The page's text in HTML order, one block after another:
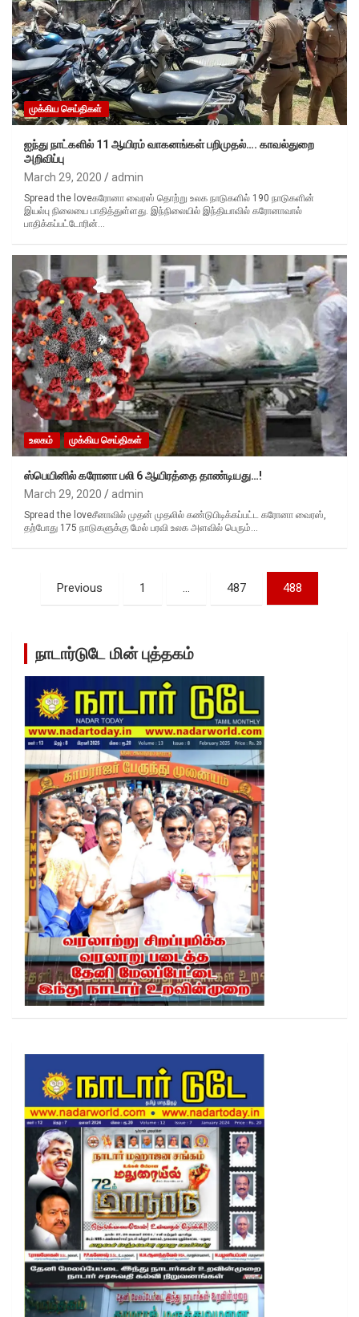
முக்கிய செய்திகள்
ஐந்து நாட்களில் 11 ஆயிரம் வாகனங்கள் பறிமுதல்…. காவல்துறை
அறிவிப்பு
March 29, 2020
admin
Spread the loveகரோனா வைரஸ் தொற்று உலக நாடுகளில் 190 நாடுகளின்
இயல்பு நிலையை பாதித்துள்ளது. இந்நிலையில் இந்தியாவில் கரோனாவால்
பாதிக்கப்பட்டோரின்…
உலகம் முக்கிய செய்திகள்
ஸ்பெயினில் கரோனா பலி 6 ஆயிரத்தை தாண்டியது…!
March 29, 2020
admin
Spread the loveசீனாவில் முதன் முதலில் கண்டுபிடிக்கப்பட்ட கரோனா வைரஸ்,
தற்போது 175 நாடுகளுக்கு மேல் பரவி உலக அளவில் பெரும்…
Posts
navigation
Previous 1 … 487 488
நாடார்டுடே மின் புத்தகம்